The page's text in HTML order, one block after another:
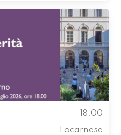
18.00
Locarnese